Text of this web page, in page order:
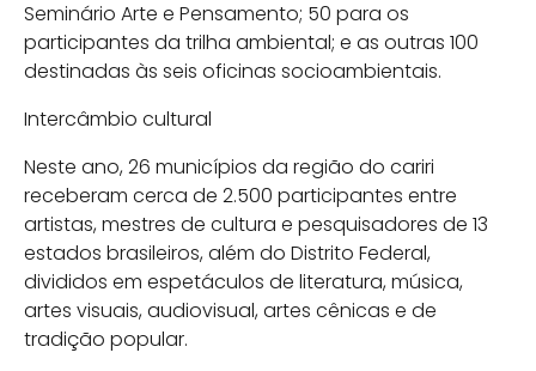
Seminário Arte e Pensamento; 50 para os
participantes da trilha ambiental; e as outras 100
destinadas às seis oficinas socioambientais.
Intercâmbio cultural
Neste ano, 26 municípios da região do cariri
receberam cerca de 2.500 participantes entre
artistas, mestres de cultura e pesquisadores de 13
estados brasileiros, além do Distrito Federal,
divididos em espetáculos de literatura, música,
artes visuais, audiovisual, artes cênicas e de
tradição popular.